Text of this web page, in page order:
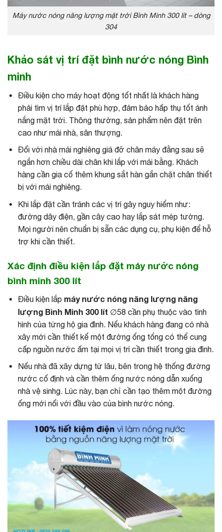
Máy nước nóng năng lượng mặt trời Bình Minh 300 lít – dòng
304
Khảo sát vị trí đặt bình nước nóng Bình
minh
Điều kiện cho máy hoạt động tốt nhất là khách hàng
phải tìm vị trí lắp đặt phù hợp, đảm bảo hấp thụ tốt ánh
nắng mặt trời. Thông thường, sản phẩm nên đặt trên
cao như mái nhà, sân thượng.
Đối với nhà mái nghiêng giá đỡ chân máy đằng sau sẽ
ngắn hơn chiều dài chân khi lắp với mái bằng. Khách
hàng cần gia cố thêm khung sắt hàn gắn chặt chân thiết
bị với mái nghiêng.
Khi lắp đặt cần tránh các vị trí gây nguy hiểm như:
đường dây điện, gần cây cao hay lắp sát mép tường.
Mọi người nên chuẩn bị sẵn các dụng cụ, phụ kiện để hỗ
trợ khi cần thiết.
Xác định điều kiện lắp đặt máy nước nóng
bình minh 300 lít
Điều kiện lắp máy nước nóng năng lượng năng
lượng Bình Minh 300 lít ∅58 cần phụ thuộc vào tình
hình của từng hộ gia đình. Nếu khách hàng đang có nhà
xây mới cần thiết kế một đường ống tổng có thể cung
cấp nguồn nước ấm tại mọi vị trí cần thiết trong gia đình.
Nếu nhà đã xây dựng từ lâu, bên trong hệ thống đường
nước cố định và cần thêm ống nước nóng dẫn xuống
nhà vệ sinhg. Lúc này, bạn chỉ cần tạo thêm một đường
ống mới nối với đầu vào của bình nước nóng.